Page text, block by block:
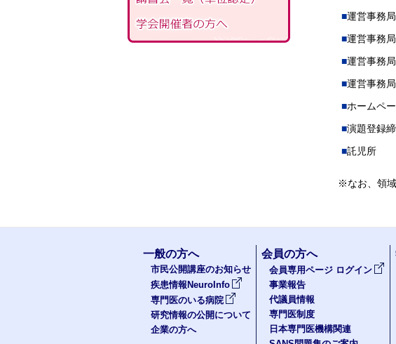
運営事務局
運営事務局
運営事務
運営事務
ホームペ
演題登録
託児所
※なお、領
一般の方へ
市民公開講座のお知らせ
疾患情報NeuroInfo
専門医のいる病院
研究情報の公開について
企業の方へ
会員の方へ
会員専用ページ ログイン
事業報告
代議員情報
専門医制度
日本専門医機構関連